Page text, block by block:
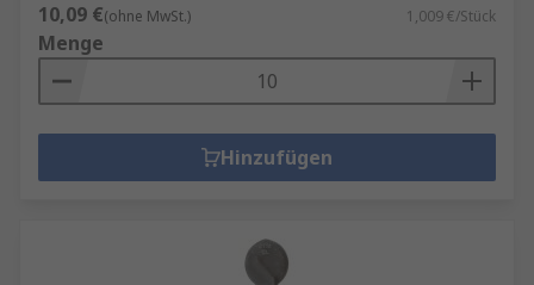
10,09 €(ohne MwSt.) 1,009 €/Stück
Menge
Hinzufügen